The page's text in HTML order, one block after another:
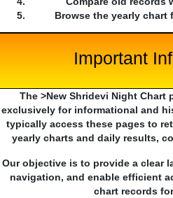
Browse the yearly chart
Important
The >New Shridevi Night Chart
exclusively for informational and
typically access these pages to
yearly charts and daily results,
Our objective is to provide a clear
navigation, and enable efficient
chart records